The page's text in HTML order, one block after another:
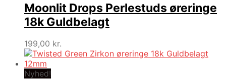
Moonlit Drops Perlestuds øreringe
18k Guldbelagt
199,00 kr.
Nyhed!